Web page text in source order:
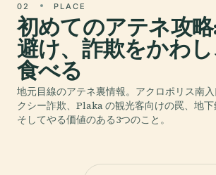
02 PLACE
初めてのアテネ攻略
避け、詐欺をかわ
食べる
地元目線のアテネ裏情報。アクロポリス南
クシー詐欺、Plaka の観光客向けの罠、地下
そしてやる価値のある3つのこと。